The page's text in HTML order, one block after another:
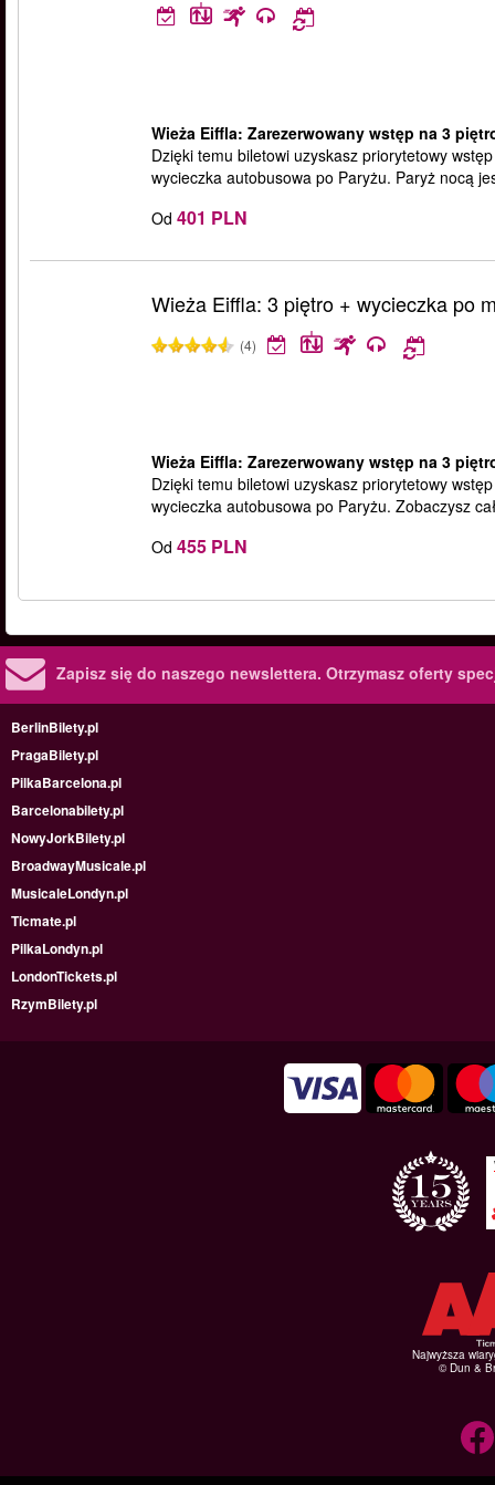
Wieża Eiffla: Zarezerwowany wstęp na 3
Dzięki temu biletowi uzyskasz priorytetowy
wycieczka autobusowa po Paryżu. Paryż nocą
Od 401 PLN
Wieża Eiffla: 3 piętro + wycieczka po
(4)
Wieża Eiffla: Zarezerwowany wstęp na 3
Dzięki temu biletowi uzyskasz priorytetowy
wycieczka autobusowa po Paryżu. Zobaczysz
Od 455 PLN
Zapisz się do naszego newslettera. Otrzymasz oferty
BerlinBilety.pl
PragaBilety.pl
PilkaBarcelona.pl
Barcelonabilety.pl
NowyJorkBilety.pl
BroadwayMusicale.pl
MusicaleLondyn.pl
Ticmate.pl
PilkaLondyn.pl
LondonTickets.pl
RzymBilety.pl
Najwyższa
© Dun &